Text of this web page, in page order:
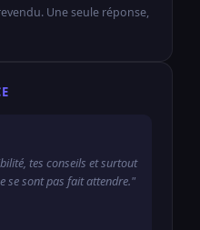
Une seule réponse,
tes conseils et surtout
se sont pas fait attendre."